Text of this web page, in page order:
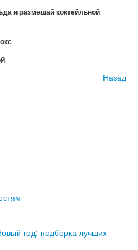
и размешай коктейльной
Назад
год: подборка лучших